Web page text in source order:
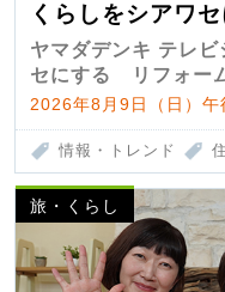
くらしをシアワ
匠 第7弾
ヤマダデンキ テレ
セにする リフォー
2026年8月9日（日）
情報・トレンド
旅・くらし